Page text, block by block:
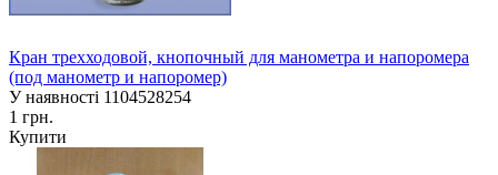
Кран трехходовой, кнопочный для манометра и напоромера
(под манометр и напоромер)
У наявності 1104528254
1 грн.
Купити